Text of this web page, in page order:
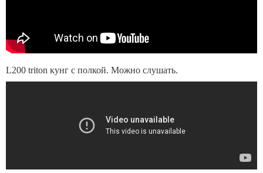
L200 triton кунг с полкой. Можно слушать.